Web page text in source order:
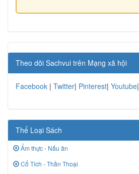
Theo dõi Sachvui trên Mạng xã hội
Facebook | Twitter| Pinterest| Youtube|
Thể Loại Sách
Ẩm thực - Nấu ăn
Cổ Tích - Thần Thoại